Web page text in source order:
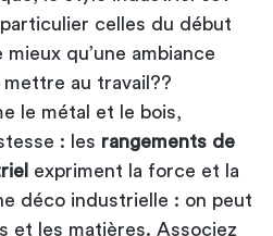
celles du début
qu’une ambiance
mettre au travail??
le métal et le bois,
: les rangements de
expriment la force et la
déco industrielle : on peut
et les matières. Associez